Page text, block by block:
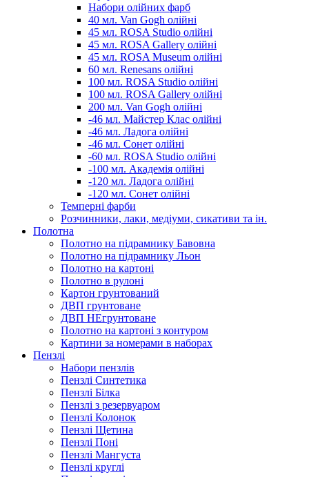
Набори олійних фарб
40 мл. Van Gogh олійні
45 мл. ROSA Studio олійні
45 мл. ROSA Gallery олійні
45 мл. ROSA Museum олійні
60 мл. Renesans олійні
100 мл. ROSA Studio олійні
100 мл. ROSA Gallery олійні
200 мл. Van Gogh олійні
-46 мл. Майстер Клас олійні
-46 мл. Ладога олійні
-46 мл. Сонет олійні
-60 мл. ROSA Studio олійні
-100 мл. Академія олійні
-120 мл. Ладога олійні
-120 мл. Сонет олійні
Темперні фарби
Розчинники, лаки, медіуми, сикативи та ін.
Полотна
Полотно на підрамнику Бавовна
Полотно на підрамнику Льон
Полотно на картоні
Полотно в рулоні
Картон грунтований
ДВП грунтоване
ДВП НЕгрунтоване
Полотно на картоні з контуром
Картини за номерами в наборах
Пензлі
Набори пензлів
Пензлі Синтетика
Пензлі Білка
Пензлі з резервуаром
Пензлі Колонок
Пензлі Щетина
Пензлі Поні
Пензлі Мангуста
Пензлі круглі